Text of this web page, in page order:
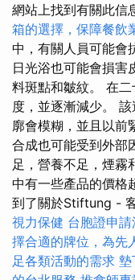
網站上找到有關此信
箱的選擇，保障餐飲
中，有關人員可能會
日光浴也可能會損害
料斑點和皺紋。 在
度，並逐漸減少。
廓會模糊，並且以前
合成也可能受到外部
足，營養不足，煙霧
中有一些產品的價格
到了關於Stiftung -
視力保健 台胞證申
擇合適的牌位，為先
足各類活動的需求 墊